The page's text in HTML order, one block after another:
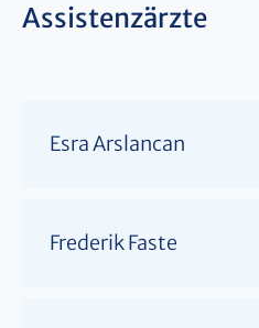
Assistenzärzte
Esra Arslancan
Frederik Faste